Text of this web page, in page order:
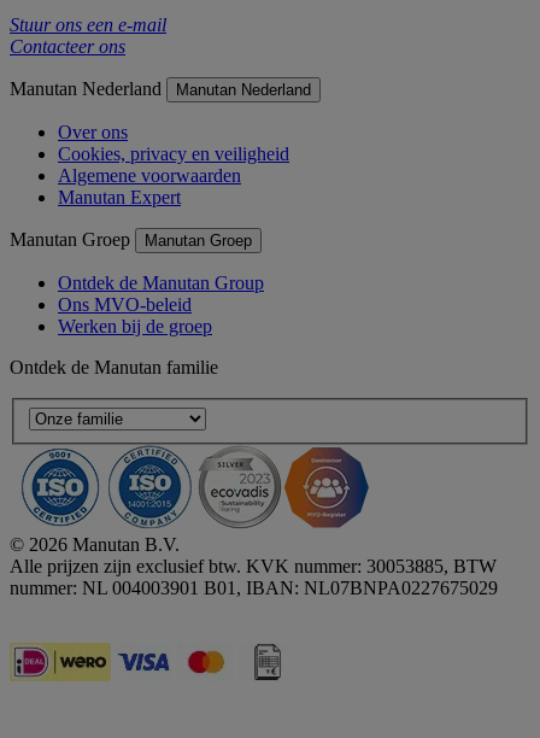
Stuur ons een e-mail
Contacteer ons
Manutan Nederland Manutan Nederland
Over ons
Cookies, privacy en veiligheid
Algemene voorwaarden
Manutan Expert
Manutan Groep Manutan Groep
Ontdek de Manutan Group
Ons MVO-beleid
Werken bij de groep
Ontdek de Manutan familie
© 2026 Manutan B.V.
Alle prijzen zijn exclusief btw. KVK nummer: 30053885, BTW
nummer: NL 004003901 B01, IBAN: NL07BNPA0227675029